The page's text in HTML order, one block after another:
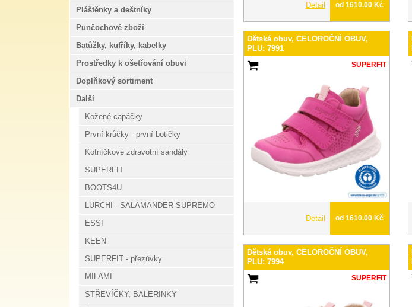
Detail od 1610.00 Kč
Dětská obuv, CELOROČNÍ OBUV,
PLU: 7991
SUPERFIT
Detail od 1610.00 Kč
Dětská obuv, CELOROČNÍ OBUV,
PLU: 7994
SUPERFIT
Pláštěnky a deštníky
Punčochové zboží
Batůžky, kufříky, kabelky
Prostředky k ošetřování obuvi
Doplňkový sortiment
Další
Kožené capáčky
První krůčky - první botičky
Kotníčkové zdravotní sandály
SUPERFIT
BOOTS4U
LURCHI - SALAMANDER-SUPREMO
ESSI
KEEN
SUPERFIT - přezůvky
MILAMI
STŘEVÍČKY, BALERINKY